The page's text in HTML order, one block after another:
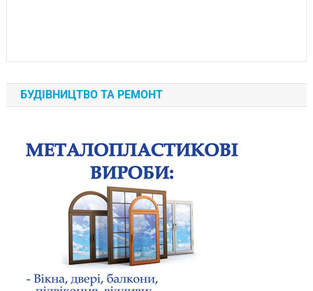
БУДІВНИЦТВО ТА РЕМОНТ